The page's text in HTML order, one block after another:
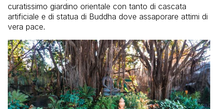
curatissimo giardino orientale con tanto di cascata
artificiale e di statua di Buddha dove assaporare attimi di
vera pace.